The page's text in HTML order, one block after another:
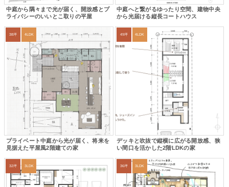
中庭から隅々まで光が届く、開放感とプ
ライバシーのいいとこ取りの平屋
中庭へと繋がるゆったり空間、建物中央
から光届ける縦長コートハウス
38坪 4LDK
プライベート中庭から光が届く、将来を
見据えた平屋風2階建ての家
49坪 4LDK
デッキと吹抜で縦横に広がる開放感、狭
い間口を活かした2階LDKの家
32坪 3LDK 36坪 3LDK